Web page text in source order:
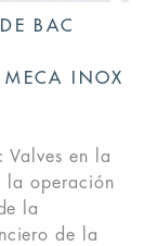
BAC
MECA INOX
Valves en la
la operación
la
de la